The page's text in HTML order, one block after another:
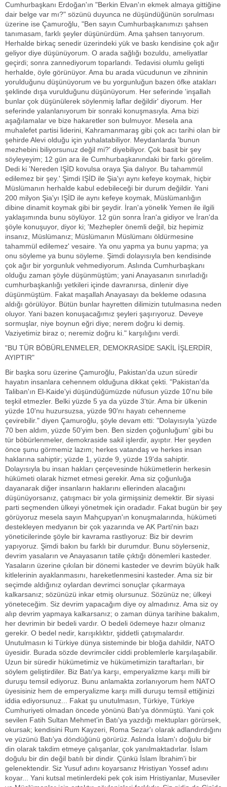
Cumhurbaşkanı Erdoğan'ın "Berkin Elvan'ın ekmek almaya gittiğine
dair belge var mı?" sözünü duyunca ne düşündüğünün sorulması
üzerine ise Çamuroğlu, "Ben sayın Cumhurbaşkanımızı şahsen
tanımasam, farklı şeyler düşünürdüm. Ama şahsen tanıyorum.
Herhalde birkaç senedir üzerindeki yük ve baskı kendisine çok ağır
geliyor diye düşünüyorum. O arada sağlığı bozuldu, ameliyatlar
geçirdi; sonra zannediyorum toparlandı. Tedavisi olumlu gelişti
herhalde, öyle görünüyor. Ama bu arada vücudunun ve zihninin
yorulduğunu düşünüyorum ve bu yorgunluğun bazen öfke atakları
şeklinde dışa vurulduğunu düşünüyorum. Her seferinde 'inşallah
bunlar çok düşünülerek söylenmiş laflar değildir' diyorum. Her
seferinde yalanlanıyorum bir sonraki konuşmasıyla. Ama bizi
aşağılamalar ve bize hakaretler son bulmuyor. Mesela ana
muhalefet partisi liderini, Kahramanmaraş gibi çok acı tarihi olan bir
şehirde Alevi olduğu için yuhalatabiliyor. Meydanlarda 'bunun
mezhebini biliyorsunuz değil mi?' diyebiliyor. Çok basit bir şey
söyleyeyim; 12 gün ara ile Cumhurbaşkanındaki bir farkı görelim.
Dedi ki 'Nereden IŞİD kovulsa oraya Şia dalıyor. Bu tahammül
edilemez bir şey.' Şimdi IŞİD ile Şia'yı aynı kefeye koymak, hiçbir
Müslümanın herhalde kabul edebileceği bir durum değildir. Yani
200 milyon Şia'yı IŞİD ile aynı kefeye koymak, Müslümanlığın
dibine dinamit koymak gibi bir şeydir. İran'a yönelik Yemen ile ilgili
yaklaşımında bunu söylüyor. 12 gün sonra İran'a gidiyor ve İran'da
şöyle konuşuyor, diyor ki; 'Mezhepler önemli değil, biz hepimiz
insanız, Müslümanız; Müslümanın Müslümanı öldürmesine
tahammül edilemez' vesaire. Ya onu yapma ya bunu yapma; ya
onu söyleme ya bunu söyleme. Şimdi dolayısıyla ben kendisinde
çok ağır bir yorgunluk vehmediyorum. Aslında Cumhurbaşkanı
olduğu zaman şöyle düşünmüştüm; yani Anayasanın sınırladığı
cumhurbaşkanlığı yetkileri içinde davranırsa, dinlenir diye
düşünmüştüm. Fakat maşallah Anayasayı da bekleme odasına
aldığı görülüyor. Bütün bunlar hayretten dilimizin tutulmasına neden
oluyor. Yani bazen konuşacağımız şeyleri şaşırıyoruz. Deveye
sormuşlar, niye boynun eğri diye; nerem doğru ki demiş.
Vaziyetimiz biraz o; neremiz doğru ki." karşılığını verdi.
"BU TÜR BÖBÜRLENMELER, DEMOKRASİDE SAKİL İŞLERDİR,
AYIPTIR"
Bir başka soru üzerine Çamuroğlu, Pakistan'da uzun süredir
hayatın insanlara cehennem olduğuna dikkat çekti. "Pakistan'da
Taliban'ın El-Kaide'yi düşündüğümüzde nüfusun yüzde 10'nu bile
teşkil etmezler. Belki yüzde 5 ya da yüzde 3'tür. Ama bir ülkenin
yüzde 10'nu huzursuzsa, yüzde 90'nı hayatı cehenneme
çevirebilir." diyen Çamuroğlu, şöyle devam etti: "Dolayısıyla 'yüzde
70 ben aldım, yüzde 50'yim ben. Ben sizden çoğunluğum' gibi bu
tür böbürlenmeler, demokraside sakil işlerdir, ayıptır. Her şeyden
önce şunu görmemiz lazım; herkes vatandaş ve herkes insan
haklarına sahiptir; yüzde 1, yüzde 9, yüzde 19'da sahiptir.
Dolayısıyla bu insan hakları çerçevesinde hükümetlerin herkesin
hükümeti olarak hizmet etmesi gerekir. Ama siz çoğunluğa
dayanarak diğer insanların haklarını ellerinden alacağını
düşünüyorsanız, çatışmacı bir yola girmişsiniz demektir. Bir siyasi
parti seçmenden ülkeyi yönetmek için oradadır. Fakat bugün bir şey
görüyoruz mesela sayın Mahçupyan'ın konuşmalarında, hükümeti
destekleyen medyanın bir çok yazarında ve AK Parti'nin bazı
yöneticilerinde şöyle bir kavrama rastlıyoruz: Biz bir devrim
yapıyoruz. Şimdi bakın bu farklı bir durumdur. Bunu söylerseniz,
devrim yasaların ve Anayasanın tatile çıktığı dönemleri kasteder.
Yasaların üzerine çıkılan bir dönemi kasteder ve devrim büyük halk
kitlelerinin ayaklanmasını, hareketlenmesini kasteder. Ama siz bir
seçimde aldığınız oylardan devrimci sonuçlar çıkarmaya
kalkarsanız; sözünüzü inkar etmiş olursunuz. Sözünüz ne; ülkeyi
yöneteceğim. Siz devrim yapacağım diye oy almadınız. Ama siz oy
alıp devrim yapmaya kalkarsanız; o zaman dünya tarihine bakalım,
her devrimin bir bedeli vardır. O bedeli ödemeye hazır olmanız
gerekir. O bedel nedir, karışıklıktır, şiddetli çatışmalardır.
Unutulmasın ki Türkiye dünya sisteminde bir bloğa dahildir, NATO
üyesidir. Burada sözde devrimciler ciddi problemlerle karşılaşabilir.
Uzun bir süredir hükümetimiz ve hükümetimizin taraftarları, bir
söylem geliştirdiler. Biz Batı'ya karşı, emperyalizme karşı milli bir
duruşu temsil ediyoruz. Bunu anlamakta zorlanıyorum hem NATO
üyesisiniz hem de emperyalizme karşı milli duruşu temsil ettiğinizi
iddia ediyorsunuz... Fakat şu unutulmasın, Türkiye, Türkiye
Cumhuriyeti olmadan öncede yönünü Batı'ya dönmüştü. Yani çok
sevilen Fatih Sultan Mehmet'in Batı'ya yazdığı mektupları görürsek,
okursak; kendisini Rum Kayzeri, Roma Sezar'ı olarak adlandırdığını
ve yüzünü Batı'ya döndüğünü görürüz. Aslında İslam'ı doğulu bir
din olarak takdim etmeye çalışanlar, çok yanılmaktadırlar. İslam
doğulu bir din değil batılı bir dindir. Çünkü İslam İbrahim'i bir
gelenektendir. Siz Yusuf adını koyarsanız Hristiyan Yossef adını
koyar... Yani kutsal metinlerdeki pek çok isim Hristiyanlar, Museviler